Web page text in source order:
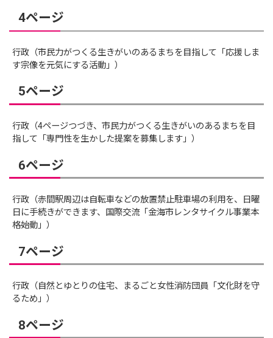
4ページ
行政（市民力がつくる生きがいのあるまちを目指して「応援しま
す宗像を元気にする活動」）
5ページ
行政（4ページつづき、市民力がつくる生きがいのあるまちを目
指して「専門性を生かした提案を募集します」）
6ページ
行政（赤間駅周辺は自転車などの放置禁止駐車場の利用を、日曜
日に手続きができます、国際交流「金海市レンタサイクル事業本
格始動」）
7ページ
行政（自然とゆとりの住宅、まるごと女性消防団員「文化財を守
るため」）
8ページ